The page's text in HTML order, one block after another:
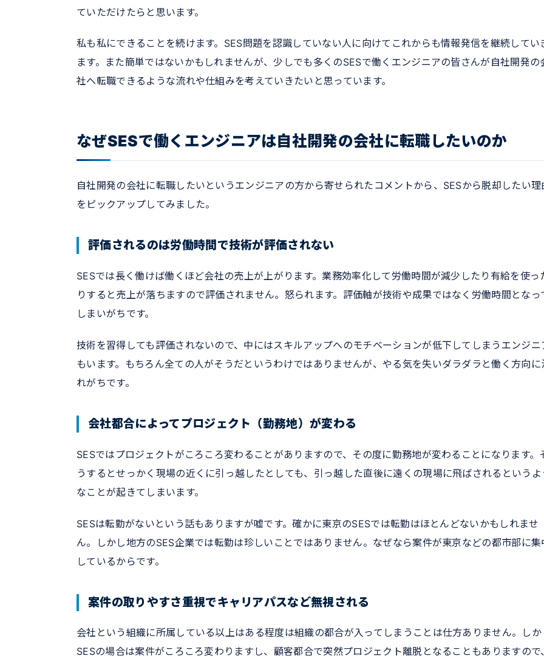
ていただけたらと思います。
私も私にできることを続けます。SES問題を認識していない人に向けてこれからも情報発信を継続してい
ます。また簡単ではないかもしれませんが、少しでも多くのSESで働くエンジニアの皆さんが自社開発の
社へ転職できるような流れや仕組みを考えていきたいと思っています。
なぜSESで働くエンジニアは自社開発の会社に転職したいのか
自社開発の会社に転職したいというエンジニアの方から寄せられたコメントから、SESから脱却したい理
をピックアップしてみました。
評価されるのは労働時間で技術が評価されない
SESでは長く働けば働くほど会社の売上が上がります。業務効率化して労働時間が減少したり有給を使っ
りすると売上が落ちますので評価されません。怒られます。評価軸が技術や成果ではなく労働時間となっ
しまいがちです。
技術を習得しても評価されないので、中にはスキルアップへのモチベーションが低下してしまうエンジニ
もいます。もちろん全ての人がそうだというわけではありませんが、やる気を失いダラダラと働く方向に
れがちです。
会社都合によってプロジェクト（勤務地）が変わる
SESではプロジェクトがころころ変わることがありますので、その度に勤務地が変わることになります。
うするとせっかく現場の近くに引っ越したとしても、引っ越した直後に遠くの現場に飛ばされるというよ
なことが起きてしまいます。
SESは転勤がないという話もありますが嘘です。確かに東京のSESでは転勤はほとんどないかもしれませ
ん。しかし地方のSES企業では転勤は珍しいことではありません。なぜなら案件が東京などの都市部に集
しているからです。
案件の取りやすさ重視でキャリアパスなど無視される
会社という組織に所属している以上はある程度は組織の都合が入ってしまうことは仕方ありません。しか
SESの場合は案件がころころ変わりますし、顧客都合で突然プロジェクト離脱となることもありますので